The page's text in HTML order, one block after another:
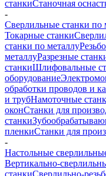
станкиСтаночная
-
Сверлильные станки по
Токарные станки
станки по металлу
металлуРазрезные
станкиШлифовальные
оборудование
обработки проводов и
и трубНамоточные
оконСтанки для
станки
пленкиСтанки для
-
Настольные
Вертикально-
станкиСверлильно-